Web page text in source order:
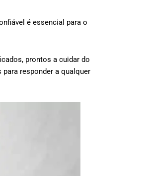
é essencial para o
prontos a cuidar do
responder a qualquer